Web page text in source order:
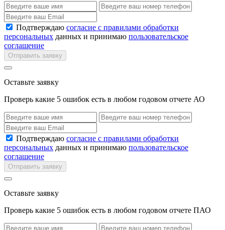
Подтверждаю согласие с правилами обработки
персональных данных и принимаю пользовательское
соглашение
Отправить заявку
Оставьте заявку
Проверь какие 5 ошибок есть в любом годовом отчете АО
Подтверждаю согласие с правилами обработки
персональных данных и принимаю пользовательское
соглашение
Отправить заявку
Оставьте заявку
Проверь какие 5 ошибок есть в любом годовом отчете ПАО